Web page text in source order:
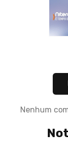
Nenhum